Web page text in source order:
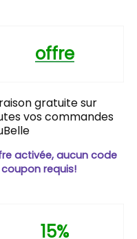
offre
gratuite sur
vos commandes
activée, aucun code
requis!
15%